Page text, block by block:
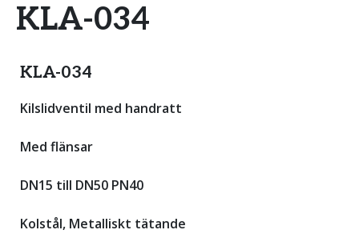
KLA-034
KLA-034
Kilslidventil med handratt
Med flänsar
DN15 till DN50 PN40
Kolstål, Metalliskt tätande